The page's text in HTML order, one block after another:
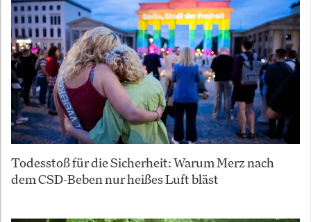
Todesstoß für die Sicherheit: Warum Merz nach
dem CSD-Beben nur heißes Luft bläst